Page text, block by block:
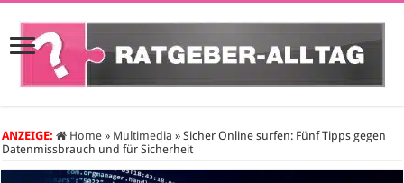
ANZEIGE: Home » Multimedia » Sicher Online surfen: Fünf Tipps gegen
Datenmissbrauch und für Sicherheit